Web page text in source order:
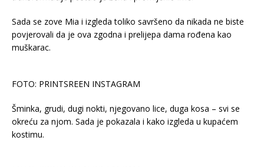
Sada se zove Mia i izgleda toliko savršeno da nikada ne biste
povjerovali da je ova zgodna i prelijepa dama rođena kao
muškarac.
FOTO: PRINTSREEN INSTAGRAM
Šminka, grudi, dugi nokti, njegovano lice, duga kosa – svi se
okreću za njom. Sada je pokazala i kako izgleda u kupaćem
kostimu.